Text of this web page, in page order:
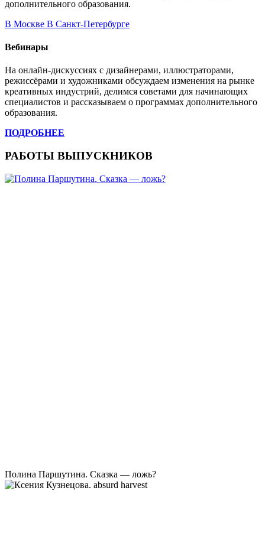
дополнительного образования.
В Москве В Санкт-Петербурге
Вебинары
На онлайн-дискуссиях с дизайнерами, иллюстраторами,
режиссёрами и художниками обсуждаем изменения на рынке
креативных индустрий, делимся советами для начинающих
специалистов и рассказываем о программах дополнительного
образования.
ПОДРОБНЕЕ
РАБОТЫ ВЫПУСКНИКОВ
Полина Паршутина. Сказка — ложь?